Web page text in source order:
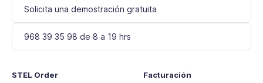
Solicita una demostración gratuita
968 39 35 98 de 8 a 19 hrs
STEL Order Facturación